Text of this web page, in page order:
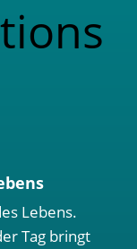
Lebens.
Tag bringt